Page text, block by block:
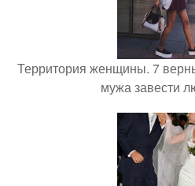
Территория женщины. 7
мужа завести